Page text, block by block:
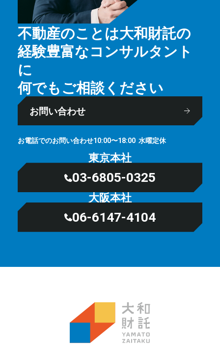
不動産のことは大和財託の
経験豊富なコンサルタント
に
何でもご相談ください
お問い合わせ
お電話でのお問い合わせ10:00〜18:00 ⽔曜定休
東京本社
03-6805-0325
大阪本社
06-6147-4104